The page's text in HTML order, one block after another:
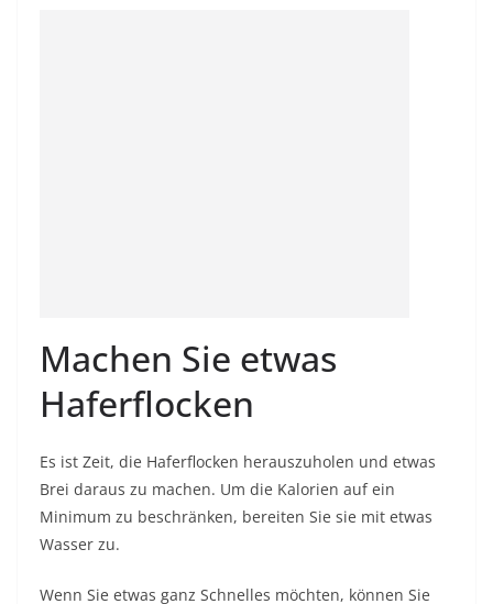
Machen Sie etwas
Haferflocken
Es ist Zeit, die Haferflocken herauszuholen und etwas
Brei daraus zu machen. Um die Kalorien auf ein
Minimum zu beschränken, bereiten Sie sie mit etwas
Wasser zu.
Wenn Sie etwas ganz Schnelles möchten, können Sie